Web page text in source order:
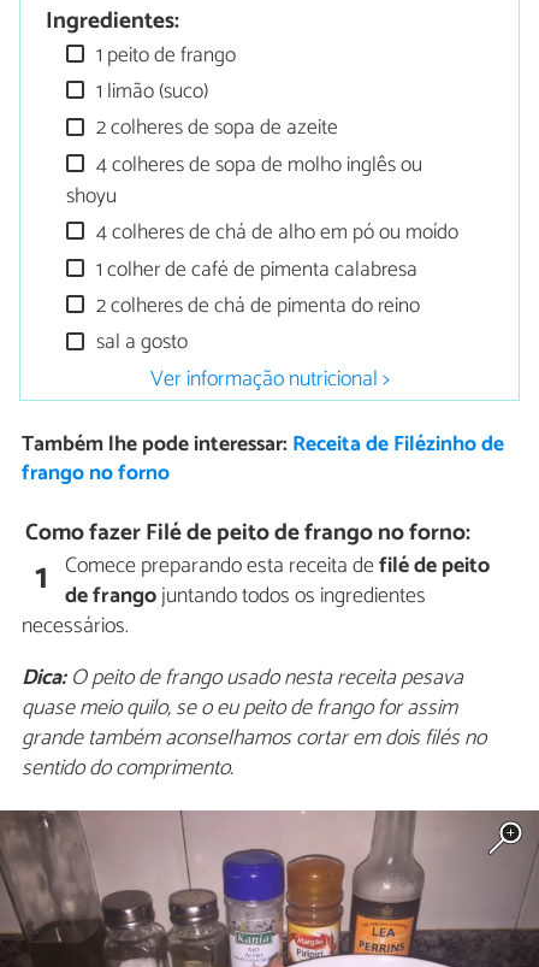
Ingredientes:
1 peito de frango
1 limão (suco)
2 colheres de sopa de azeite
4 colheres de sopa de molho inglês ou
shoyu
4 colheres de chá de alho em pó ou moído
1 colher de café de pimenta calabresa
2 colheres de chá de pimenta do reino
sal a gosto
Ver informação nutricional >
Também lhe pode interessar: Receita de Filézinho de
frango no forno
Como fazer Filé de peito de frango no forno:
1 Comece preparando esta receita defilé de peito
de frangojuntando todos os ingredientes
necessários.
Dica:O peito de frango usado nesta receita pesava
quase meio quilo, se o eu peito de frango for assim
grande também aconselhamos cortar em dois filés no
sentido do comprimento.